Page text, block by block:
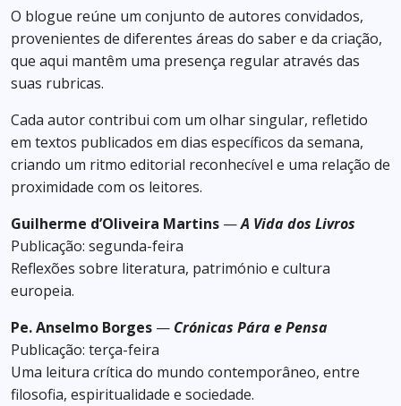
O blogue reúne um conjunto de autores convidados,
provenientes de diferentes áreas do saber e da criação,
que aqui mantêm uma presença regular através das
suas rubricas.
Cada autor contribui com um olhar singular, refletido
em textos publicados em dias específicos da semana,
criando um ritmo editorial reconhecível e uma relação de
proximidade com os leitores.
Guilherme d’Oliveira Martins —A Vida dos Livros
Publicação: segunda-feira
Reflexões sobre literatura, património e cultura
europeia.
Pe. Anselmo Borges — Crónicas Pára e Pensa
Publicação: terça-feira
Uma leitura crítica do mundo contemporâneo, entre
filosofia, espiritualidade e sociedade.